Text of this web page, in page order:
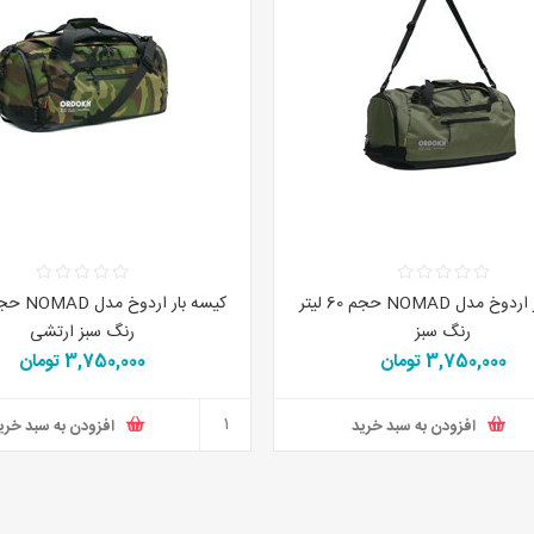
کیسه بار اردوخ مدل NOMAD حجم 60 لیتر
رنگ سبز
3,750,000 تومان
افزودن به سبد خرید
رنگ سبز ارتشی
3,750,000 تومان
افزودن به سبد